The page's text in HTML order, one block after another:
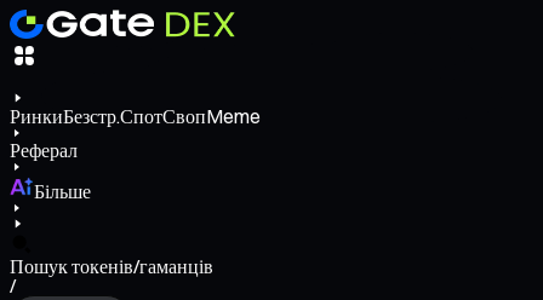
РинкиБезстр.СпотСвопMeme
Реферал
Більше
Пошук токенів/гаманців
/